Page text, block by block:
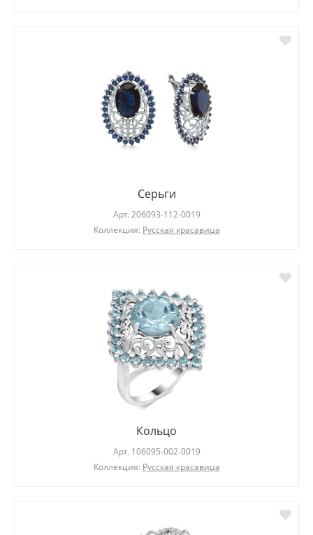
Серьги
Арт. 206093-112-0019
Коллекция: Русская красавица
Кольцо
Арт. 106095-002-0019
Коллекция: Русская красавица